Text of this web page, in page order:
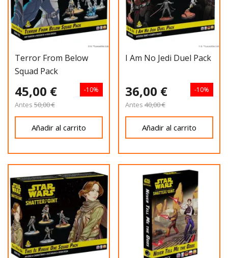
Terror From Below
Squad Pack
45,00 €
Antes 50,00 €
-10%
Añadir al carrito
I Am No Jedi Duel Pack
36,00 €
Antes 40,00 €
-10%
Añadir al carrito